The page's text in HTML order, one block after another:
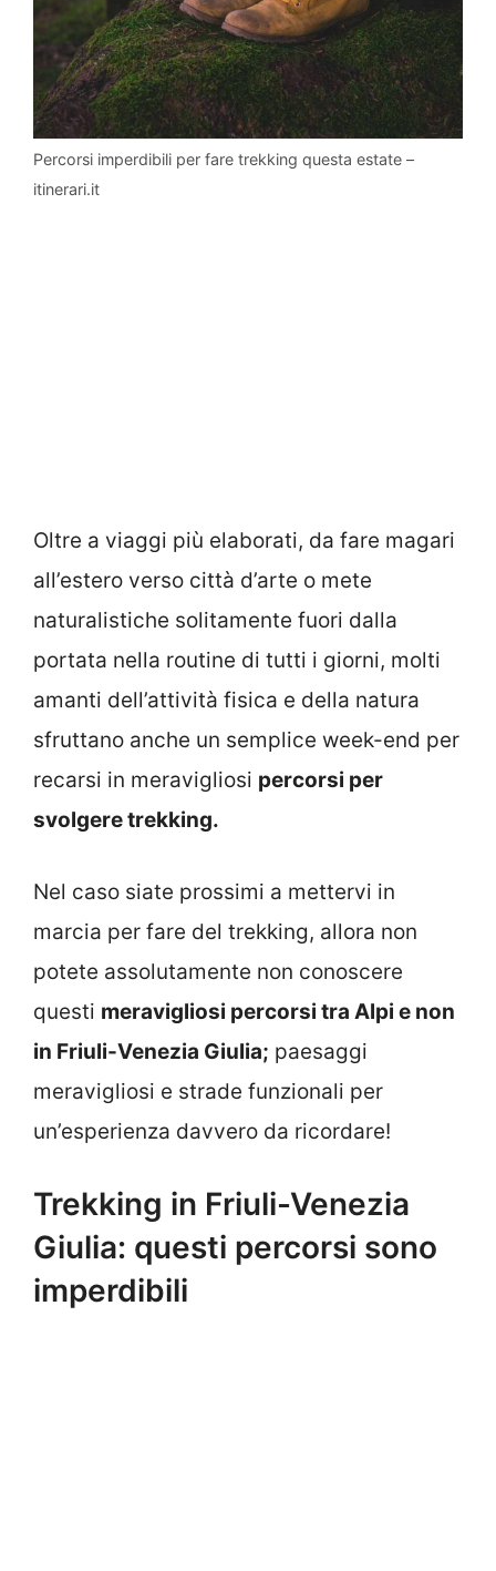
Percorsi imperdibili per fare trekking questa estate –
itinerari.it
Oltre a viaggi più elaborati, da fare magari
all’estero verso città d’arte o mete
naturalistiche solitamente fuori dalla
portata nella routine di tutti i giorni, molti
amanti dell’attività fisica e della natura
sfruttano anche un semplice week-end per
recarsi in meravigliosi percorsi per
svolgere trekking.
Nel caso siate prossimi a mettervi in
marcia per fare del trekking, allora non
potete assolutamente non conoscere
questi meravigliosi percorsi tra Alpi e non
in Friuli-Venezia Giulia; paesaggi
meravigliosi e strade funzionali per
un’esperienza davvero da ricordare!
Trekking in Friuli-Venezia
Giulia: questi percorsi sono
imperdibili